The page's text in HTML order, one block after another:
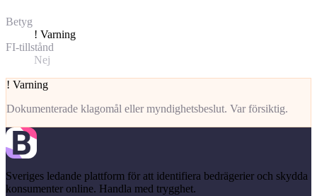
Betyg
! Varning
FI-tillstånd
Nej
! Varning
Dokumenterade klagomål eller myndighetsbeslut. Var försiktig.
Sveriges ledande plattform för att identifiera bedrägerier och skydda
konsumenter online. Handla med trygghet.